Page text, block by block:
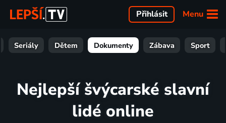
Menu
Přihlásit
Seriály Dětem Dokumenty Zábava Sport
Nejlepší švýcarské slavní
lidé online